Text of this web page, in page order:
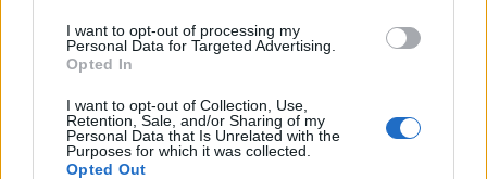
I want to opt-out of processing my
Personal Data for Targeted Advertising.
Opted In
I want to opt-out of Collection, Use,
Retention, Sale, and/or Sharing of my
Personal Data that Is Unrelated with the
Purposes for which it was collected.
Opted Out